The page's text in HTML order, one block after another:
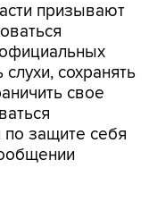
призывают
сохранять
свое
защите себя